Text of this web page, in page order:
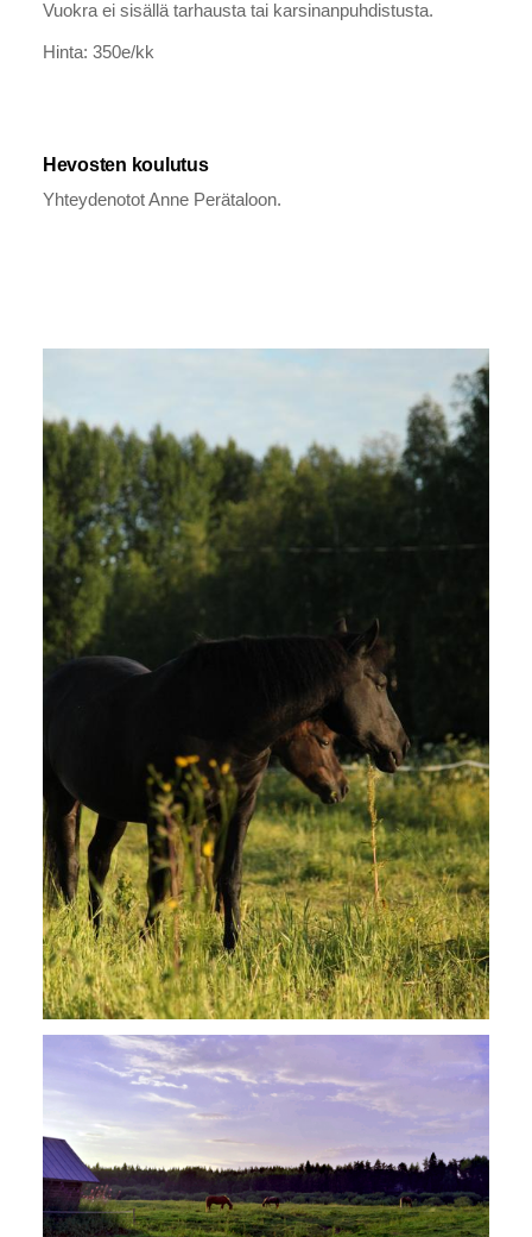
Vuokra ei sisällä tarhausta tai karsinanpuhdistusta.
Hinta: 350e/kk
Hevosten koulutus
Yhteydenotot Anne Perätaloon.